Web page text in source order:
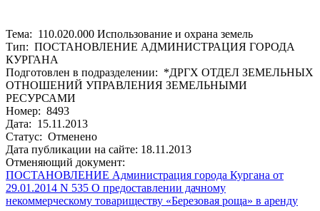
Тема: 110.020.000 Использование и охрана земель
Тип: ПОСТАНОВЛЕНИЕ АДМИНИСТРАЦИЯ ГОРОДА
КУРГАНА
Подготовлен в подразделении: *ДРГХ ОТДЕЛ ЗЕМЕЛЬНЫХ
ОТНОШЕНИЙ УПРАВЛЕНИЯ ЗЕМЕЛЬНЫМИ
РЕСУРСАМИ
Номер: 8493
Дата: 15.11.2013
Статус: Отменено
Дата публикации на сайте: 18.11.2013
Отменяющий документ:
ПОСТАНОВЛЕНИЕ Администрация города Кургана от
29.01.2014 N 535 О предоставлении дачному
некоммерческому товариществу «Березовая роща» в аренду